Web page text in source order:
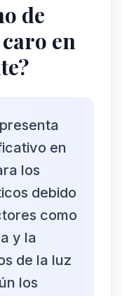
de
en
en
los
debido
como
y la
de la luz
los